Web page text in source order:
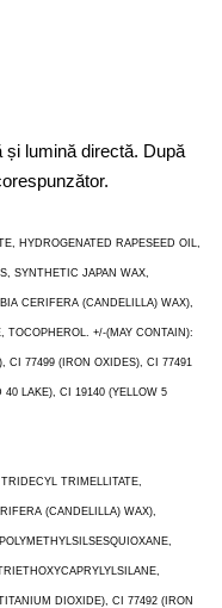
și lumină directă. După
HYDROGENATED RAPESEED OIL,
SYNTHETIC JAPAN WAX,
CERIFERA (CANDELILLA) WAX),
TOCOPHEROL. +/-(MAY CONTAIN):
CI 77499 (IRON OXIDES), CI 77491
LAKE), CI 19140 (YELLOW 5
TRIMELLITATE,
(CANDELILLA) WAX),
DIOXIDE), CI 77492 (IRON